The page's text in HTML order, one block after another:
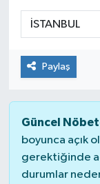
Paylaş
Güncel
boyunca açık
gerektiğinde
durumlar
KADIN
KULTUR-
MEDYA